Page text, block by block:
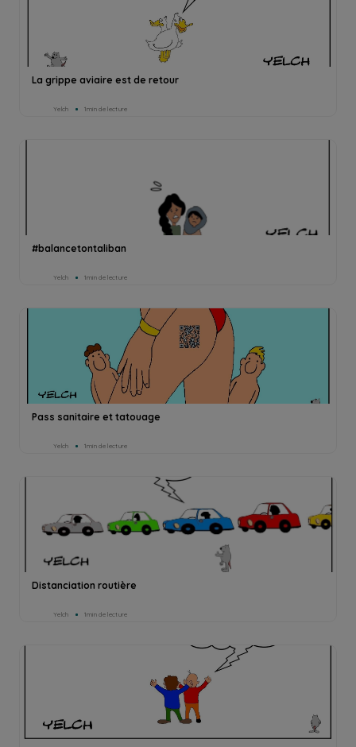
La grippe aviaire est de retour
Yelch 1min de lecture
#balancetontaliban
Yelch 1min de lecture
Pass sanitaire et tatouage
Yelch 1min de lecture
Distanciation routière
Yelch 1min de lecture